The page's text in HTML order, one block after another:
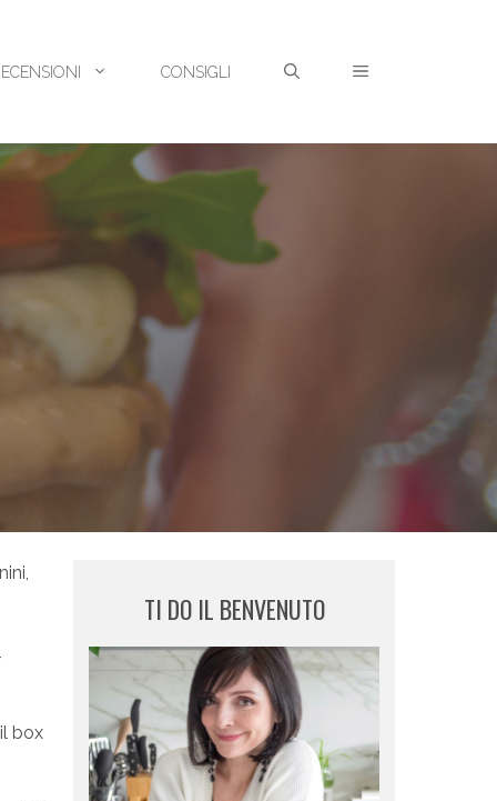
CONSIGLI
box
TI DO IL BENVENUTO